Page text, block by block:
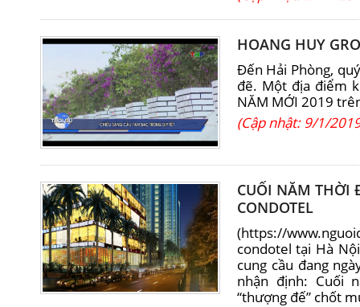
HOANG HUY
Đến Hải Phòng,
đẽ. Một địa điểm
NĂM MỚI 2019
(Cập nhật: 9/1/
CUỐI NĂM THỜI
CONDOTEL
(https://
condotel tại Hà
cung cầu đang
nhận định: Cuối
“thượng đế” chốt